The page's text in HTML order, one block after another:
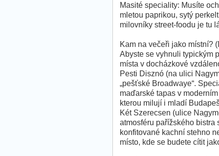
Masité speciality: Musíte
mletou paprikou, sytý
milovníky street-foodu je tu
Kam na večeři jako místní?
Abyste se vyhnuli typickým
místa v docházkové
Pesti Disznó (na ulici
„pešťské Broadwaye“.
maďarské tapas v
kterou milují i mladí
Két Szerecsen (ulice
atmosféru pařížského
konfitované kachní stehno
místo, kde se budete cítit